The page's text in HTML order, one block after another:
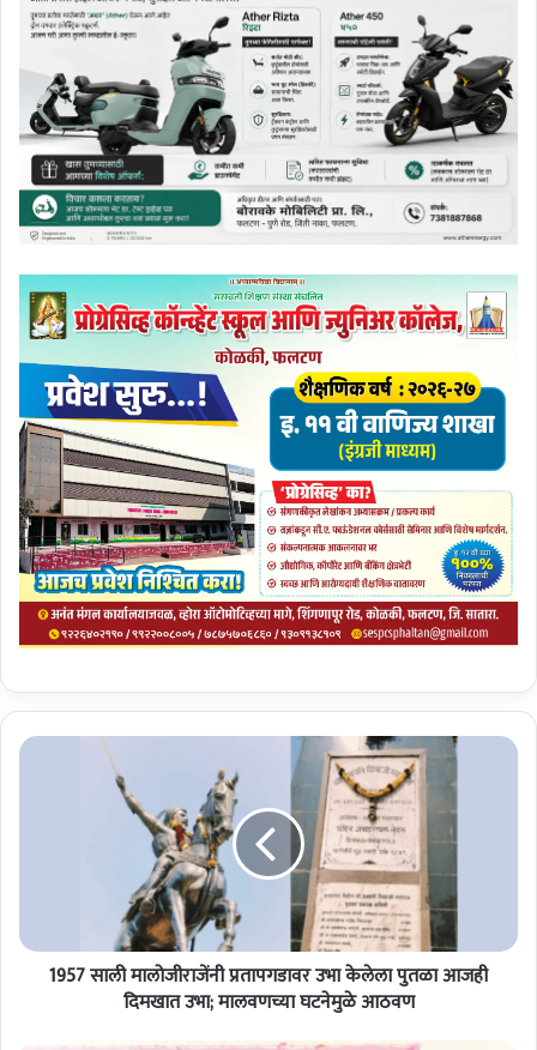
1
जी
1957 साली मालोजीराजेंनी प्रतापगडावर उभा केलेला पुतळा आजही
दिमखात उभा; मालवणच्या घटनेमुळे आठवण